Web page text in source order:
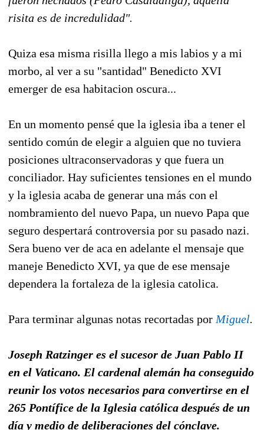
risita es de incredulidad".
Quiza esa misma risilla llego a mis labios y a mi
morbo, al ver a su "santidad" Benedicto XVI
emerger de esa habitacion oscura...
En un momento pensé que la iglesia iba a tener el
sentido común de elegir a alguien que no tuviera
posiciones ultraconservadoras y que fuera un
conciliador. Hay suficientes tensiones en el mundo
y la iglesia acaba de generar una más con el
nombramiento del nuevo Papa, un nuevo Papa que
seguro despertará controversia por su pasado nazi.
Sera bueno ver de aca en adelante el mensaje que
maneje Benedicto XVI, ya que de ese mensaje
dependera la fortaleza de la iglesia catolica.
Para terminar algunas notas recortadas por Miguel.
Joseph Ratzinger es el sucesor de Juan Pablo II
en el Vaticano. El cardenal alemán ha conseguido
reunir los votos necesarios para convertirse en el
265 Pontífice de la Iglesia católica después de un
día y medio de deliberaciones del cónclave.